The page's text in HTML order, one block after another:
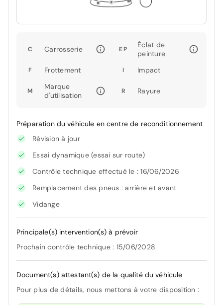
C Carrosserie EP
Éclat de
peinture
F Frottement I Impact
M
Marque
d'utilisation
R Rayure
Préparation du véhicule en centre de reconditionnement
Révision à jour
Essai dynamique (essai sur route)
Contrôle technique effectué le : 16/06/2026
Remplacement des pneus : arrière et avant
Vidange
Principale(s) intervention(s) à prévoir
Prochain contrôle technique : 15/06/2028
Document(s) attestant(s) de la qualité du véhicule
Pour plus de détails, nous mettons à votre disposition :